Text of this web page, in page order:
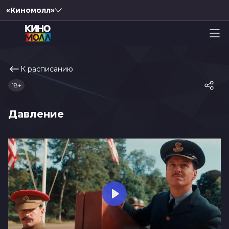
«Киномолл»
К расписанию
Давление
18+
Play